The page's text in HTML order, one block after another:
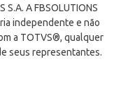
A FBSOLUTIONS
independente e não
a TOTVS®, qualquer
seus representantes.